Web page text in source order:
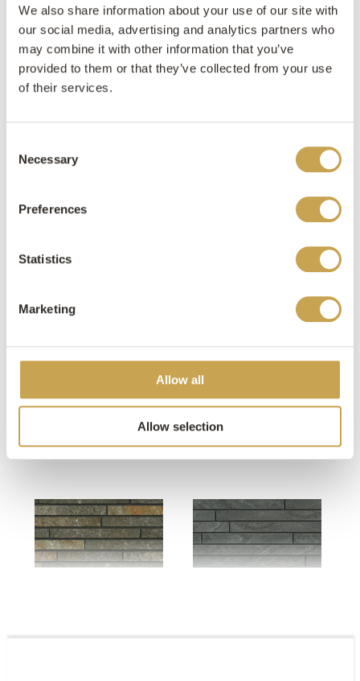
We also share information about your use of our site with
our social media, advertising and analytics partners who
may combine it with other information that you’ve
provided to them or that they’ve collected from your use
of their services.
Selection
Necessary
Preferences
Statistics
Marketing
Allow all
Allow selection
Inspiratieboek aanvragen
Offerte opvragen
Blue Petra BP14-20